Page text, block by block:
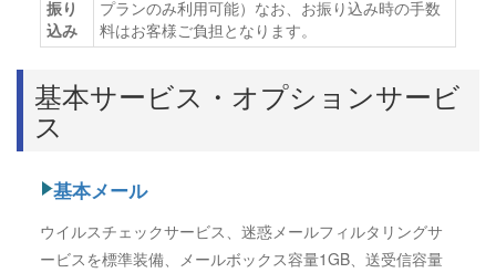
振り
込み
プランのみ利用可能）なお、お振り込み時の手数
料はお客様ご負担となります。
基本サービス・オプションサービ
ス
基本メール
ウイルスチェックサービス、迷惑メールフィルタリングサ
ービスを標準装備、メールボックス容量1GB、送受信容量